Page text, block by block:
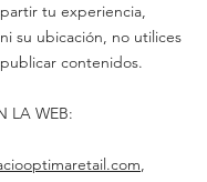
tu experiencia,
su ubicación, no utilices
contenidos.
LA WEB:
,